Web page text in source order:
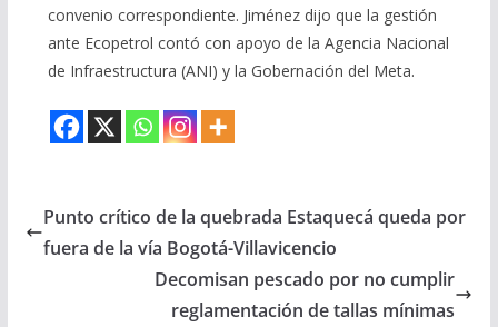
convenio correspondiente. Jiménez dijo que la gestión
ante Ecopetrol contó con apoyo de la Agencia Nacional
de Infraestructura (ANI) y la Gobernación del Meta.
Punto crítico de la quebrada Estaquecá queda por
fuera de la vía Bogotá-Villavicencio
Decomisan pescado por no cumplir
reglamentación de tallas mínimas